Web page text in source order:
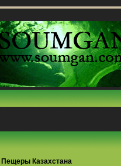
Пещеры Казахстана